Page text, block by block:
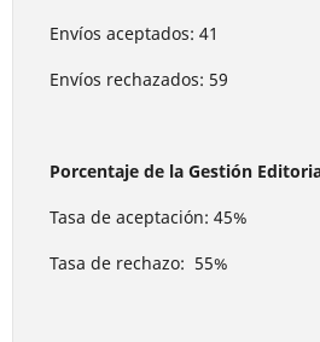
Envíos aceptados: 41
Envíos rechazados: 59
Porcentaje de la Gestión
Tasa de aceptación: 45%
Tasa de rechazo: 55%